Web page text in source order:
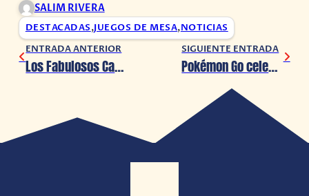
SALIM RIVERA
DESTACADAS,JUEGOS DE MESA,NOTICIAS
ENTRADA ANTERIOR
Los Fabulosos Cadillacs regresan a la CDMX en noviembre 2024
SIGUIENTE ENTRADA
Pokémon Go celebra la llegada del Español de Latinoamérica al juego